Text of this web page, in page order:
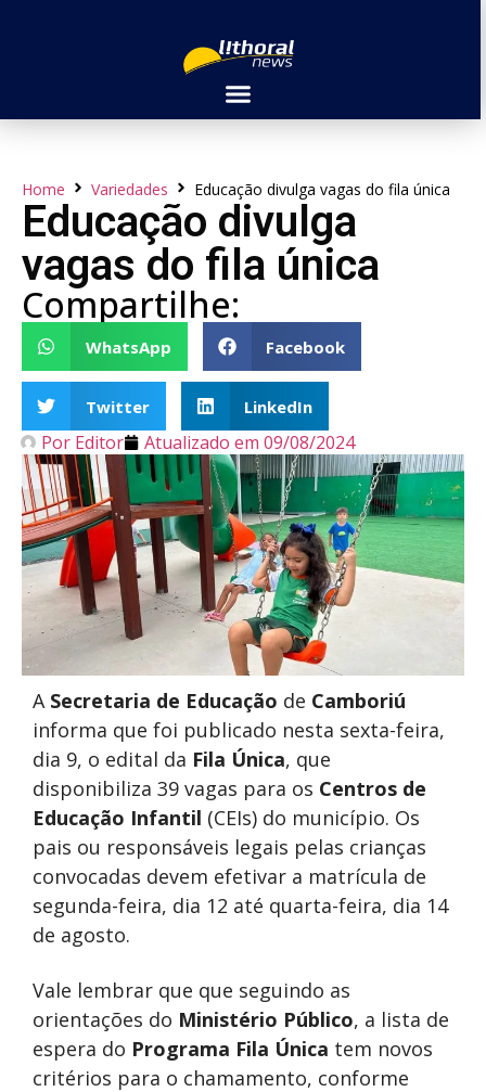
Home Variedades Educação divulga vagas do fila única
Educação divulga
vagas do fila única
Compartilhe:
WhatsApp Facebook
Twitter LinkedIn
Por Editor Atualizado em 09/08/2024
ASecretaria de Educação de Camboriú
informa que foi publicado nesta sexta-feira,
dia 9, o edital da Fila Única, que
disponibiliza 39 vagas para os Centros de
Educação Infantil (CEIs) do município. Os
pais ou responsáveis legais pelas crianças
convocadas devem efetivar a matrícula de
segunda-feira, dia 12 até quarta-feira, dia 14
de agosto.
Vale lembrar que que seguindo as
orientações do Ministério Público, a lista de
espera do Programa Fila Única tem novos
critérios para o chamamento, conforme